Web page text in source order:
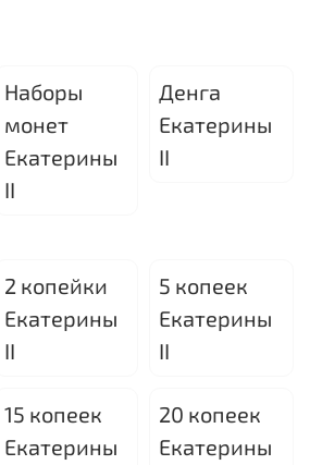
Наборы
монет
Екатерины
II
Денга
Екатерины
II
2 копейки
Екатерины
II
5 копеек
Екатерины
II
15 копеек
Екатерины
20 копеек
Екатерины